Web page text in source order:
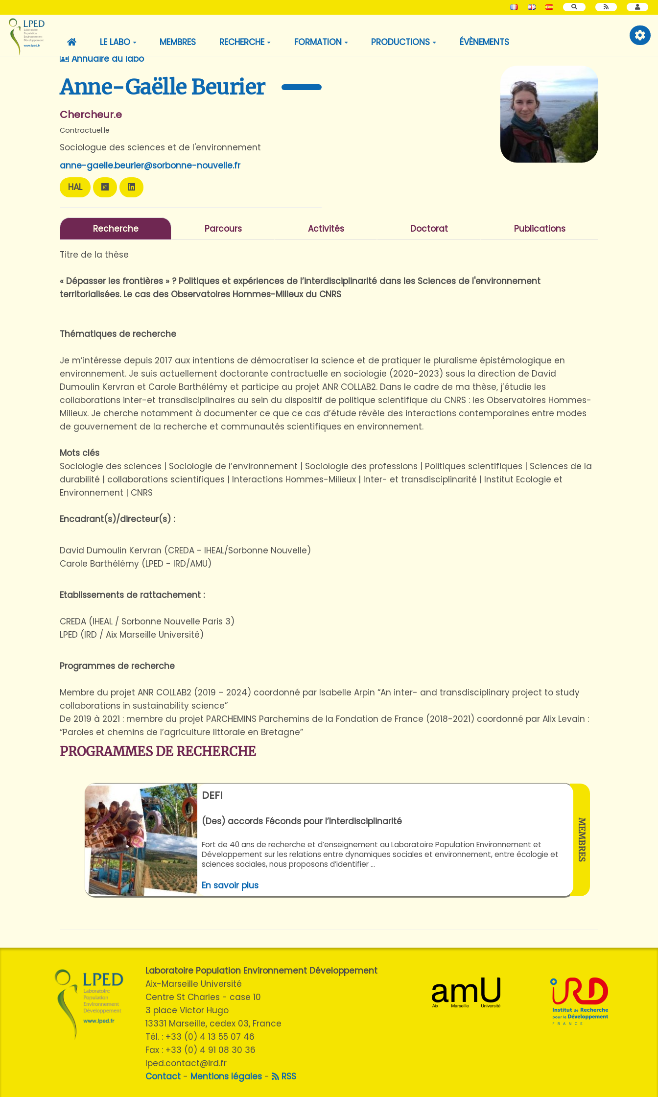
RECHERCHER
LE LABO MEMBRES RECHERCHE FORMATION PRODUCTIONS
ÉVÈNEMENTS
Annuaire du labo
Anne-Gaëlle Beurier
Chercheur.e
Contractuel.le
Sociologue des sciences et de l'environnement
anne-gaelle.beurier@sorbonne-nouvelle.fr
HAL
Recherche Parcours Activités Doctorat Publications
Titre de la thèse
« Dépasser les frontières » ? Politiques et expériences de l’interdisciplinarité dans les Sciences de l'environnement
territorialisées. Le cas des Observatoires Hommes-Milieux du CNRS
Thématiques de recherche
Je m’intéresse depuis 2017 aux intentions de démocratiser la science et de pratiquer le pluralisme épistémologique en
environnement. Je suis actuellement doctorante contractuelle en sociologie (2020-2023) sous la direction de David
Dumoulin Kervran et Carole Barthélémy et participe au projet ANR COLLAB2. Dans le cadre de ma thèse, j’étudie les
collaborations inter-et transdisciplinaires au sein du dispositif de politique scientifique du CNRS : les Observatoires Hommes-
Milieux. Je cherche notamment à documenter ce que ce cas d’étude révèle des interactions contemporaines entre modes
de gouvernement de la recherche et communautés scientifiques en environnement.
Mots clés
Sociologie des sciences | Sociologie de l’environnement | Sociologie des professions | Politiques scientifiques | Sciences de la
durabilité | collaborations scientifiques | Interactions Hommes-Milieux | Inter- et transdisciplinarité | Institut Ecologie et
Environnement | CNRS
Encadrant(s)/directeur(s) :
David Dumoulin Kervran (CREDA - IHEAL/Sorbonne Nouvelle)
Carole Barthélémy (LPED - IRD/AMU)
Etablissements de rattachement :
CREDA (IHEAL / Sorbonne Nouvelle Paris 3)
LPED (IRD / Aix Marseille Université)
Programmes de recherche
Membre du projet ANR COLLAB2 (2019 – 2024) coordonné par Isabelle Arpin “An inter- and transdisciplinary project to study
collaborations in sustainability science”
De 2019 à 2021 : membre du projet PARCHEMINS Parchemins de la Fondation de France (2018-2021) coordonné par Alix Levain :
“Paroles et chemins de l’agriculture littorale en Bretagne”
PROGRAMMES DE RECHERCHE
DEFI
(Des) accords Féconds pour l’Interdisciplinarité
Fort de 40 ans de recherche et d’enseignement au Laboratoire Population Environnement et
Développement sur les relations entre dynamiques sociales et environnement, entre écologie et
sciences sociales, nous proposons d’identifier ...
En savoir plus
MEMBRES
Attoumane
Gaëlle
Deschamps-
Cottin
Magali
Dos
Laboratoire Population Environnement Développement
Aix-Marseille Université
Centre St Charles - case 10
3 place Victor Hugo
13331 Marseille, cedex 03, France
Tél. : +33 (0) 4 13 55 07 46
Fax : +33 (0) 4 91 08 30 36
lped.contact@ird.fr
Contact - Mentions légales - RSS